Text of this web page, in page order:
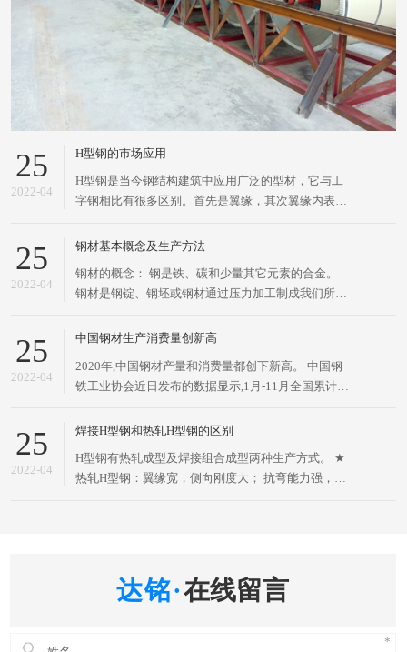
25
2022-04
H型钢的市场应用
H型钢是当今钢结构建筑中应用广泛的型材，它与工
字钢相比有很多区别。首先是翼缘，其次翼缘内表面
显优于传统的工字钢、槽钢和角钢。H型钢，是一种
高效型材，因其断面与英文字母“H”相同而得名。H型
钢的两条
25
2022-04
钢材基本概念及生产方法
钢材的概念： 钢是铁、碳和少量其它元素的合金。
钢材是钢锭、钢坯或钢材通过压力加工制成我们所需
和实现四化必不可少的重要物资，应用广泛、品种繁
材和金属制品四大类、为了便于组织钢材的生产、订
货供应和
25
2022-04
中国钢材生产消费量创新高
2020年,中国钢材产量和消费量都创下新高。 中国钢
铁工业协会近日发布的数据显示,1月-11月全国累计生
比增长4.17%;生产钢材12.02亿吨,同比增长7.03%。
25
2022-04
焊接H型钢和热轧H型钢的区别
H型钢有热轧成型及焊接组合成型两种生产方式。 ★
热轧H型钢：翼缘宽，侧向刚度大； 抗弯能力强，比
在线留言